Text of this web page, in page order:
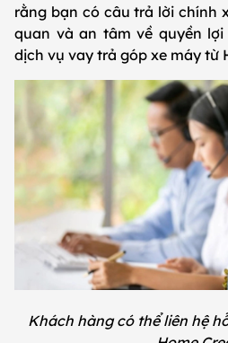
rằng bạn có câu trả lời chính
quan và an tâm về quyền
dịch vụ vay trả góp xe máy từ
Khách hàng có thể liên hệ